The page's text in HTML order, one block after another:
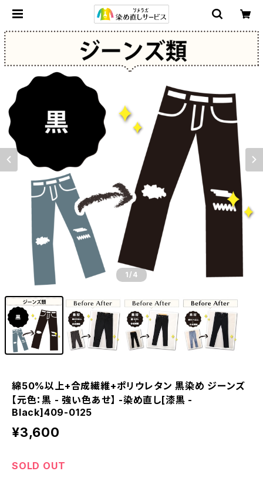
1 /4
綿50%以上+合成繊維+ポリウレタン 黒染め ジーンズ
【元色：黒 - 強い色あせ】 -染め直し[漆黒 -
Black]409-0125
¥3,600
SOLD OUT